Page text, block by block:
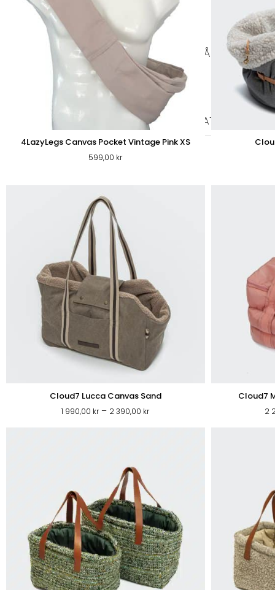
PÄLS & VÅRD
PÄLSVÅRD
VÅRD
KATT
KATTFODER
TORRFODER KATT
4LazyLegs Canvas Pocket Vintage Pink XS
599,00 kr
Cloud7 Lucca Canvas Sand
1 990,00 kr – 2 390,00 krPrisintervall:
Cloud7
2